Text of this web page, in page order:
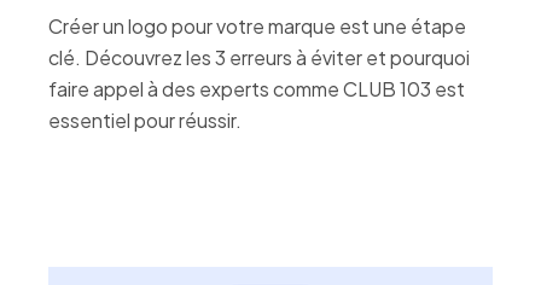
Créer un logo pour votre marque est une étape
clé. Découvrez les 3 erreurs à éviter et pourquoi
faire appel à des experts comme CLUB 103 est
essentiel pour réussir.